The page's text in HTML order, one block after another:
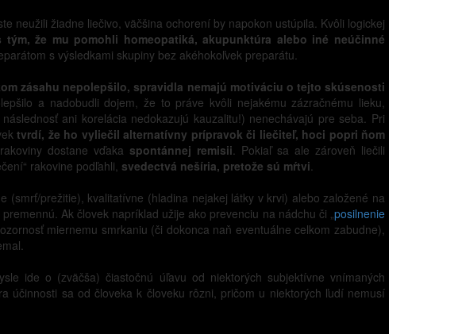
neužili žiadne liečivo, väčšina ochorení by napokon ustúpila. Kvôli logickej
že mu pomohli homeopatiká, akupunktúra alebo iné neúčinné
s výsledkami skupiny bez akéhokoľvek preparátu.
zásahu nepolepšilo, spravidla nemajú motiváciu o tejto skúsenosti
a nadobudli dojem, že to práve kvôli nejakému zázračnému lieku,
ani korelácia nedokazujú kauzalitu!) nenechávajú pre seba. Pri
tvrdí, že ho vyliečil alternatívny prípravok či liečiteľ, hoci popri ňom
dostane vďaka spontánnej remisii. Pokiaľ sa ale zároveň liečili
rakovine podľahli, svedectvá nešíria, pretože sú mŕtvi.
prežitie), kvalitatívne (hladina nejakej látky v krvi) alebo založené na
Ak človek napríklad užije ako prevenciu na nádchu či „posilnenie
miernemu smrkaniu (či dokonca naň eventuálne celkom zabudne),
ide o (zväčša) čiastočnú úľavu od niektorých subjektívne vnímaných
účinnosti sa od človeka k človeku rôzni, pričom u niektorých ľudí nemusí